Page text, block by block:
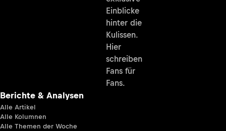
Einblicke
hinter die
Kulissen.
Hier
schreiben
Fans für
Fans.
Berichte & Analysen
Alle Artikel
Alle Kolumnen
Alle Themen der Woche